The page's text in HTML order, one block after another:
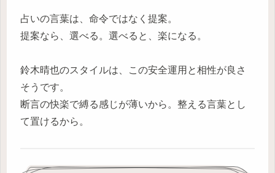
占いの言葉は、命令ではなく提案。
提案なら、選べる。選べると、楽になる。
鈴木晴也のスタイルは、この安全運用と相性が良さ
そうです。
断言の快楽で縛る感じが薄いから。整える言葉とし
て置けるから。